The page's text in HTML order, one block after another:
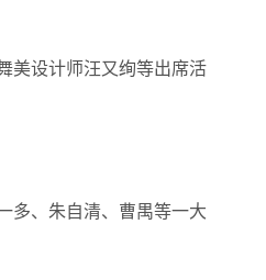
美设计师汪又绚等出席活
多、朱自清、曹禺等一大